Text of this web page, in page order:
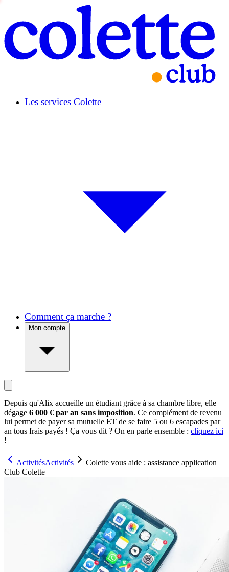
Les services Colette
Comment ça marche ?
Mon compte
Depuis qu'Alix accueille un étudiant grâce à sa chambre libre, elle
dégage 6 000 € par an sans imposition. Ce complément de revenu
lui permet de payer sa mutuelle ET de se faire 5 ou 6 escapades par
an tous frais payés ! Ça vous dit ? On en parle ensemble : cliquez ici
!
ActivitésActivités
Colette vous aide : assistance application
Club Colette